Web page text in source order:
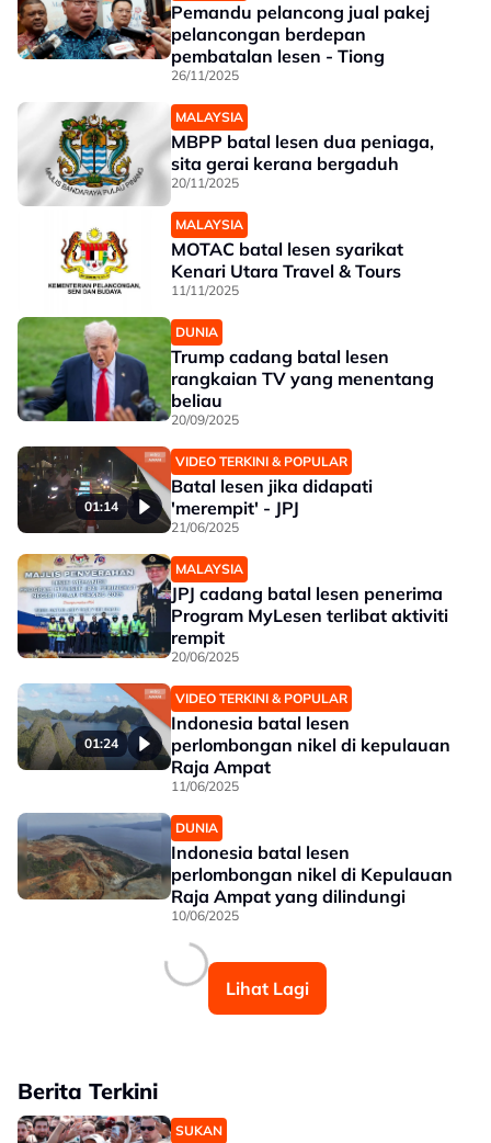
Pemandu pelancong jual pakej
pelancongan berdepan
pembatalan lesen - Tiong
26/11/2025
MALAYSIA
MBPP batal lesen dua peniaga,
sita gerai kerana bergaduh
20/11/2025
MALAYSIA
MOTAC batal lesen syarikat
Kenari Utara Travel & Tours
11/11/2025
DUNIA
Trump cadang batal lesen
rangkaian TV yang menentang
beliau
20/09/2025
01:14
VIDEO TERKINI & POPULAR
Batal lesen jika didapati
'merempit' - JPJ
21/06/2025
MALAYSIA
JPJ cadang batal lesen penerima
Program MyLesen terlibat aktiviti
rempit
20/06/2025
01:24
VIDEO TERKINI & POPULAR
Indonesia batal lesen
perlombongan nikel di kepulauan
Raja Ampat
11/06/2025
DUNIA
Indonesia batal lesen
perlombongan nikel di Kepulauan
Raja Ampat yang dilindungi
10/06/2025
Lihat Lagi
Berita Terkini
SUKAN